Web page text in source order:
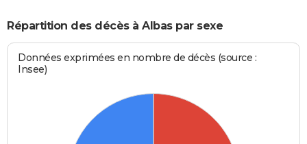
Répartition des décès à Albas par sexe
Données exprimées en nombre de décès (source :
Insee)